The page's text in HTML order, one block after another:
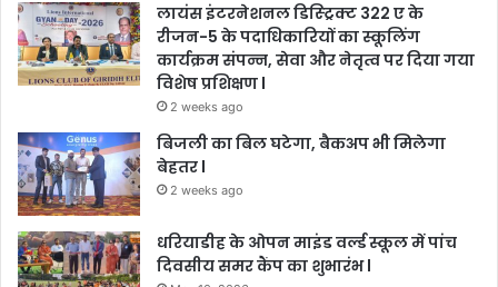
लायंस इंटरनेशनल डिस्ट्रिक्ट 322 ए के
रीजन-5 के पदाधिकारियों का स्कूलिंग
कार्यक्रम संपन्न, सेवा और नेतृत्व पर दिया गया
विशेष प्रशिक्षण l
2 weeks ago
बिजली का बिल घटेगा, बैकअप भी मिलेगा
बेहतर l
2 weeks ago
धरियाडीह के ओपन माइंड वर्ल्ड स्कूल में पांच
दिवसीय समर कैंप का शुभारंभ l